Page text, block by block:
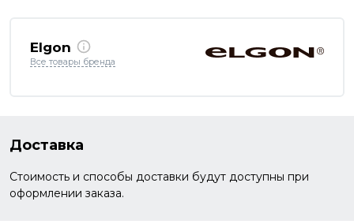
Elgon
Все товары бренда
Доставка
Стоимость и способы доставки будут доступны при
оформлении заказа.